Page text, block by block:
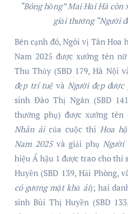
“Bóng hồng” Mai Hải Hà
giải thưởng “Người
Bên cạnh đó, Ngôi vị Tân Hoa
Nam 2025 được xướng tên
Thu Thủy (SBD 179, Hà Nội
đẹp trí tuệ và Người đẹp
sinh Đào Thị Ngân (SBD
thưởng phụ) được xướng
Nhân ái của cuộc thi Hoa
Nam 2025 và giải phụNgười
hiệu Á hậu 1 được trao cho thí
Huyền (SBD 139, Hải Phòng,
có gương mặt khả ái); hai
sinh Bùi Thị Huyền (SBD